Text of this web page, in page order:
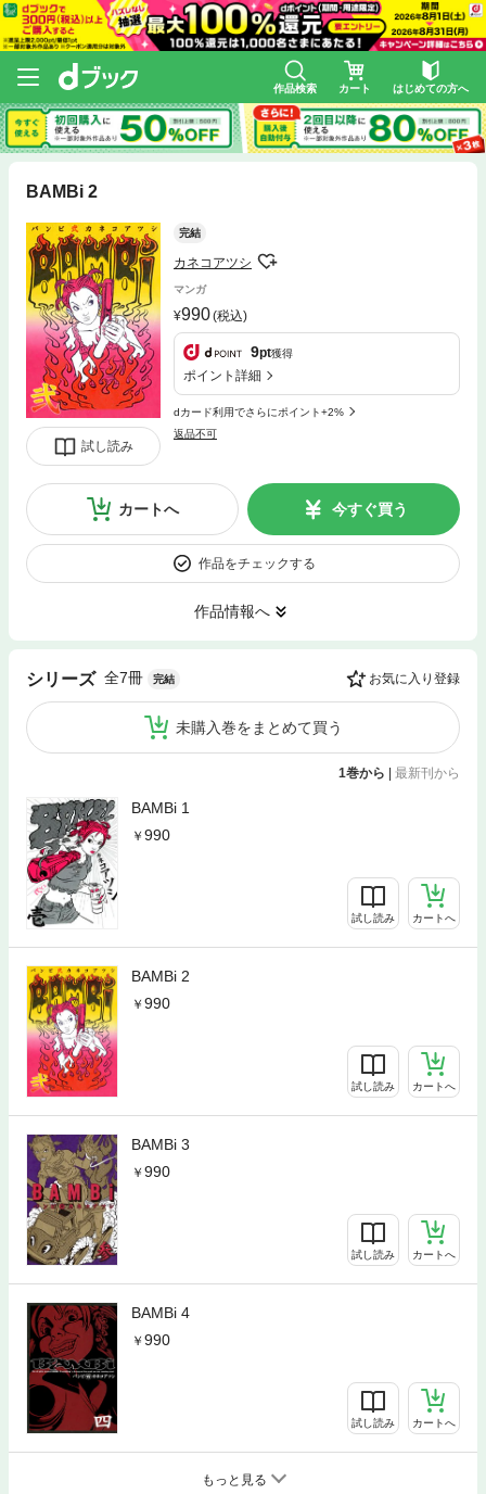
作品検索 カート はじめての方へ
BAMBi 2
試し読み
完結
カネコアツシ
マンガ
990(税込)
9pt獲得
ポイント詳細
dカード利用でさらにポイント+2%
返品不可
カートへ 今すぐ買う
作品をチェックする
作品情報へ
シリーズ 全7冊 完結 お気に入り登録
未購入巻をまとめて買う
1巻から | 最新刊から
BAMBi 1
990
試し読み カートへ
BAMBi 2
990
試し読み カートへ
BAMBi 3
990
試し読み カートへ
BAMBi 4
990
試し読み カートへ
もっと見る